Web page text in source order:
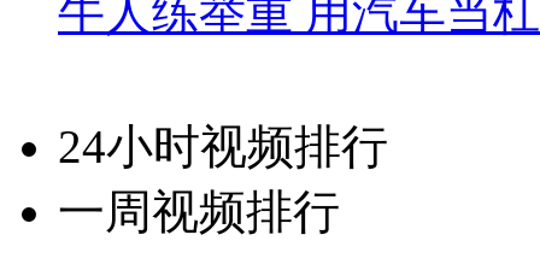
牛人练举重 用汽车当
24小时视频排行
一周视频排行